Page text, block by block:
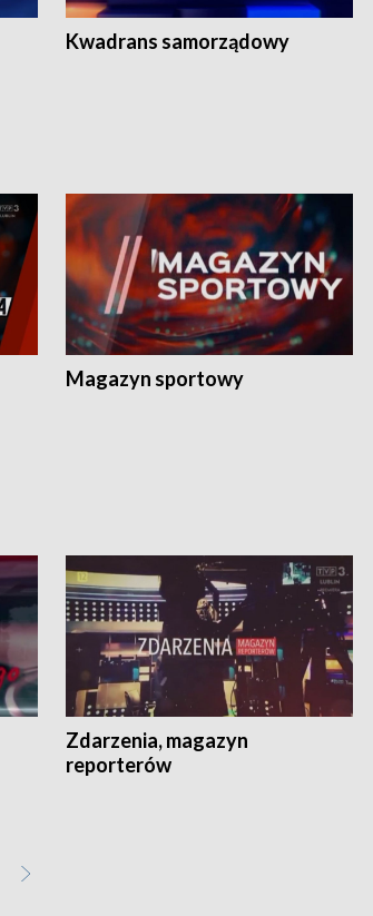
Kwadrans samorządowy
Magazyn sportowy
Zdarzenia, magazyn
reporterów